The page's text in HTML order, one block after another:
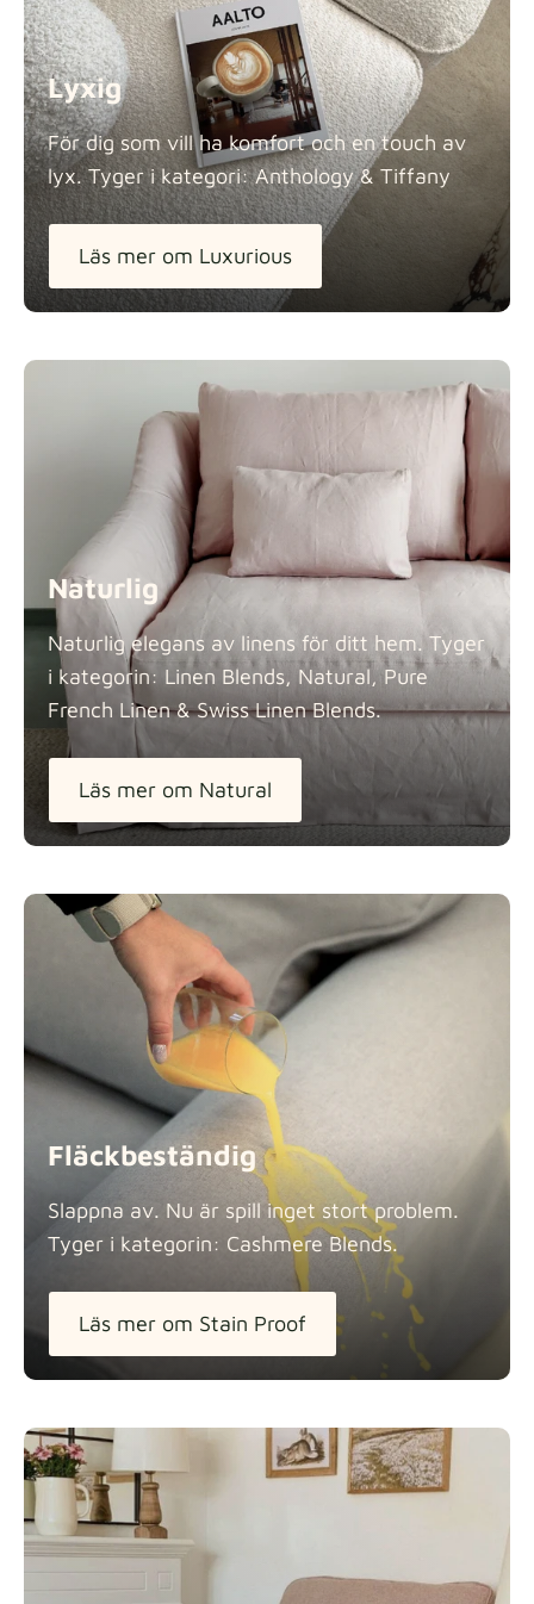
Lyxig
För dig som vill ha komfort och en touch av
lyx. Tyger i kategori: Anthology & Tiffany
Läs mer om Luxurious
Naturlig
Naturlig elegans av linens för ditt hem. Tyger
i kategorin: Linen Blends, Natural, Pure
French Linen & Swiss Linen Blends.
Läs mer om Natural
Fläckbeständig
Slappna av. Nu är spill inget stort problem.
Tyger i kategorin: Cashmere Blends.
Läs mer om Stain Proof